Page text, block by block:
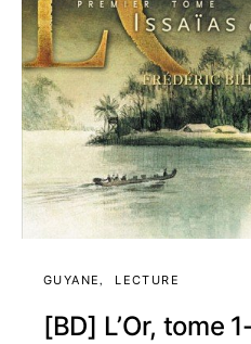
GUYANE LECTURE
[BD] L’Or, tome